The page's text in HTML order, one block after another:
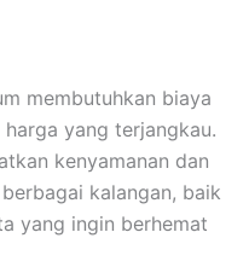
membutuhkan biaya
yang terjangkau.
kenyamanan dan
kalangan, baik
yang ingin berhemat